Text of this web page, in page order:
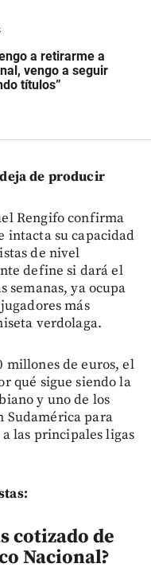
a retirarme a
vengo a seguir
títulos”
de producir
Rengifo confirma
intacta su capacidad
de nivel
define si dará el
semanas, ya ocupa
más
verdolaga.
millones de euros, el
qué sigue siendo la
y uno de los
Sudamérica para
las principales ligas
cotizado de
Nacional?